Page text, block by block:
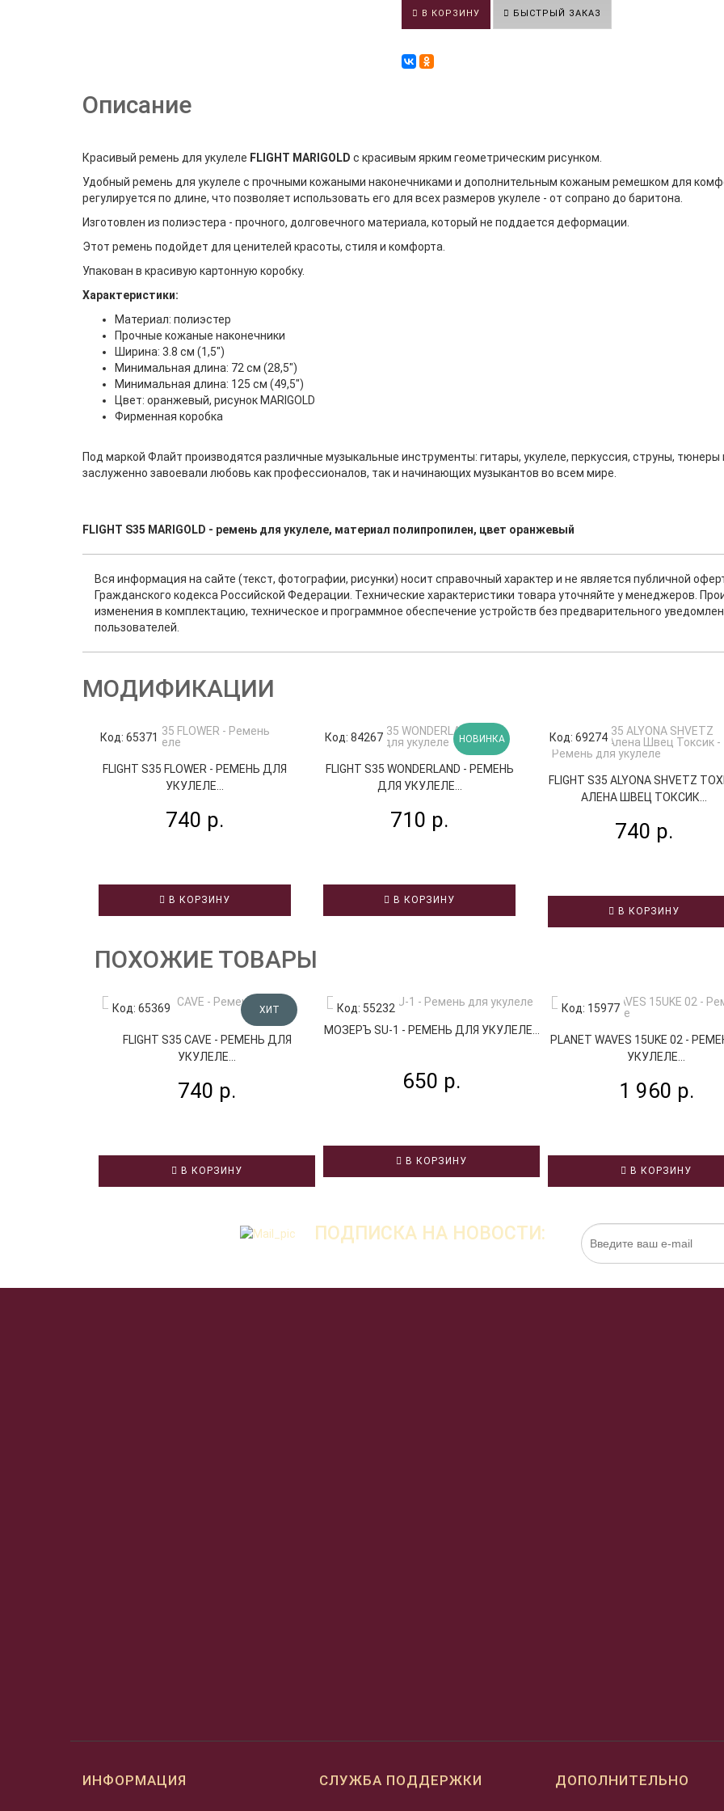
В КОРЗИНУ БЫСТРЫЙ ЗАКАЗ
Описание
Красивый ремень для укулеле FLIGHT MARIGOLD с красивым ярким геометрическим рисунком.
Удобный ремень для укулеле с прочными кожаными наконечниками и дополнительным кожаным ремешком для
регулируется по длине, что позволяет использовать его для всех размеров укулеле - от сопрано до баритона.
Изготовлен из полиэстера - прочного, долговечного материала, который не поддается деформации.
Этот ремень подойдет для ценителей красоты, стиля и комфорта.
Упакован в красивую картонную коробку.
Характеристики:
Материал: полиэстер
Прочные кожаные наконечники
Ширина: 3.8 см (1,5")
Минимальная длина: 72 см (28,5")
Минимальная длина: 125 см (49,5")
Цвет: оранжевый, рисунок MARIGOLD
Фирменная коробка
Под маркой Флайт производятся различные музыкальные инструменты: гитары, укулеле, перкуссия, струны,
заслуженно завоевали любовь как профессионалов, так и начинающих музыкантов во всем мире.
FLIGHT S35 MARIGOLD - ремень для укулеле, материал полипропилен, цвет оранжевый
Вся информация на сайте (текст, фотографии, рисунки) носит справочный характер и не является публичной
Гражданского кодекса Российской Федерации. Технические характеристики товара уточняйте у менеджеров.
изменения в комплектацию, техническое и программное обеспечение устройств без предварительного
пользователей.
МОДИФИКАЦИИ
Код: 65371
FLIGHT S35 FLOWER - РЕМЕНЬ ДЛЯ
УКУЛЕЛЕ...
740 р.
В КОРЗИНУ
Код: 84267 НОВИНКА
FLIGHT S35 WONDERLAND - РЕМЕНЬ
ДЛЯ УКУЛЕЛЕ...
710 р.
В КОРЗИНУ
Код: 69274
FLIGHT S35 ALYONA SHVETZ
АЛЕНА ШВЕЦ ТОКСИК...
740 р.
В КОРЗИНУ
ПОХОЖИЕ ТОВАРЫ
Код: 65369 ХИТ
FLIGHT S35 CAVE - РЕМЕНЬ ДЛЯ
УКУЛЕЛЕ...
740 р.
В КОРЗИНУ
Код: 55232
МОЗЕРЪ SU-1 - РЕМЕНЬ ДЛЯ УКУЛЕЛЕ...
650 р.
В КОРЗИНУ
Код: 15977
PLANET WAVES 15UKE 02 -
УКУЛЕЛЕ...
1 960 р.
В КОРЗИНУ
ПОДПИСКА НА НОВОСТИ:
ИНФОРМАЦИЯ СЛУЖБА ПОДДЕРЖКИ ДОПОЛНИТЕЛЬНО